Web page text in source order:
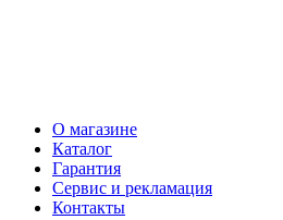
О магазине
Каталог
Гарантия
Сервис и рекламация
Контакты